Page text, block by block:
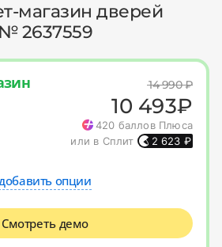
магазин дверей
№ 2637559
14 990₽
10 493₽
420 баллов Плюса
или в Сплит
2 623 ₽
опции
Смотреть демо